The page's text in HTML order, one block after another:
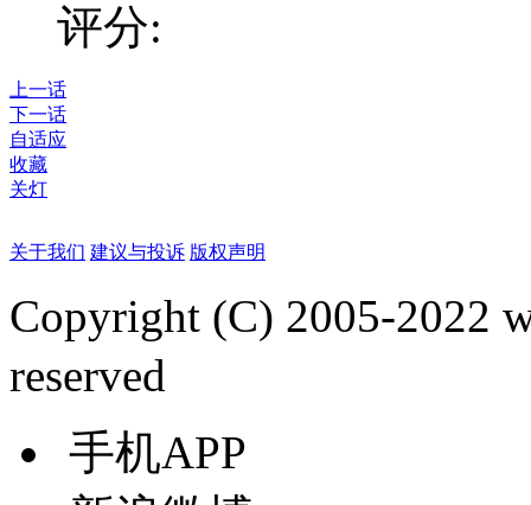
评分:
上一话
下一话
自适应
收藏
关灯
关于我们 建议与投诉 版权声明
Copyright (C) 2005-2022
reserved
手机APP